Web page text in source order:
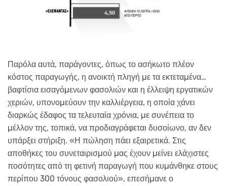
Παρόλα αυτά, παράγοντες, όπως το ασήκωτο πλέον
κόστος παραγωγής, η ανοικτή πληγή µε τα εκτεταµένα…
βαφτίσια εισαγόµενων φασολιών και η έλλειψη εργατικών
χεριών, υπονοµεύουν την καλλιέργεια, η οποία χάνει
διαρκώς έδαφος τα τελευταία χρόνια, µε συνέπεια το
µέλλον της, τοπικά, να προδιαγράφεται δυσοίωνο, αν δεν
υπάρξει στήριξη. «Η πώληση πάει εξαιρετικά. Στις
αποθήκες του συνεταιρισµού µας έχουν µείνει ελάχιστες
ποσότητες από τη φετινή παραγωγή που κυµάνθηκε στους
περίπου 300 τόνους φασολιού», επεσήµανε ο